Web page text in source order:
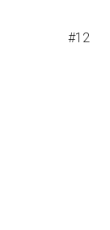
#12